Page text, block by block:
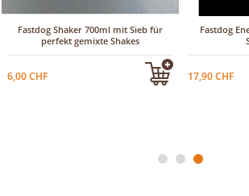
Fastdog Shaker 700ml mit Sieb für
perfekt gemixte Shakes
6,00 CHF
Fastdog
17,90 CHF